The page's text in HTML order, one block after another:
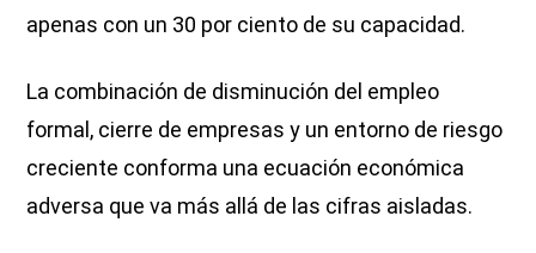
apenas con un 30 por ciento de su capacidad.
La combinación de disminución del empleo
formal, cierre de empresas y un entorno de riesgo
creciente conforma una ecuación económica
adversa que va más allá de las cifras aisladas.